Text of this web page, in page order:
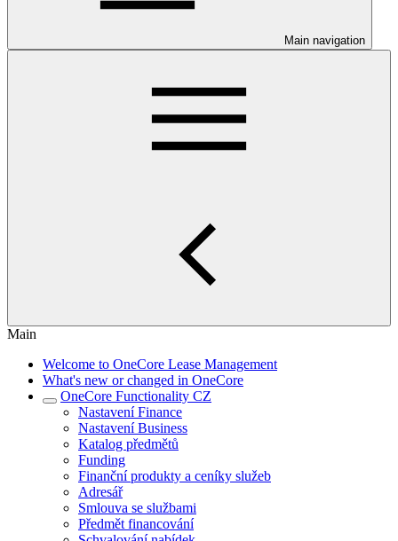
Main navigation
Main
Welcome to OneCore Lease Management
What's new or changed in OneCore
OneCore Functionality CZ
Nastavení Finance
Nastavení Business
Katalog předmětů
Funding
Finanční produkty a ceníky služeb
Adresář
Smlouva se službami
Předmět financování